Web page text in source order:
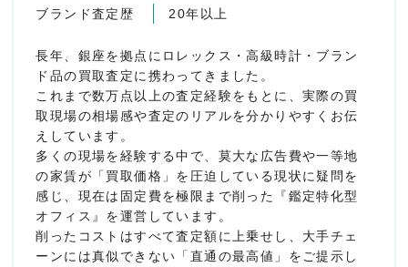
ブランド査定歴 20年以上
長年、銀座を拠点にロレックス・高級時計・ブラン
ド品の買取査定に携わってきました。
これまで数万点以上の査定経験をもとに、実際の買
取現場の相場感や査定のリアルを分かりやすくお伝
えしています。
多くの現場を経験する中で、莫大な広告費や一等地
の家賃が「買取価格」を圧迫している現状に疑問を
感じ、現在は固定費を極限まで削った『鑑定特化型
オフィス』を運営しています。
削ったコストはすべて査定額に上乗せし、大手チェ
ーンには真似できない「直通の最高値」をご提示し